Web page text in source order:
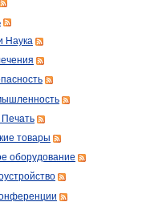
Наука
товары
оборудование